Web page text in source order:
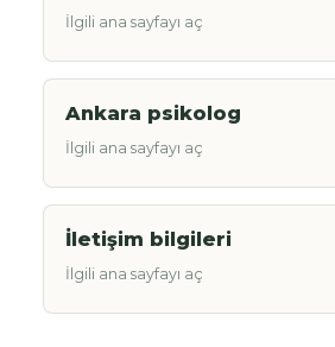
İlgili ana sayfayı aç
Ankara psikolog
İlgili ana sayfayı aç
İletişim bilgileri
İlgili ana sayfayı aç